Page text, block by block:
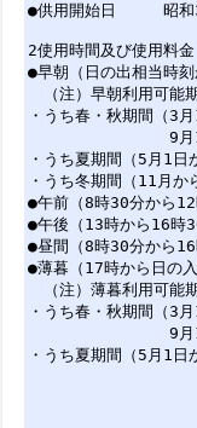
●供用開
2使用
●早朝（日
（注）早
・うち春・秋
9月1日か
・うち夏期間
・うち冬期
●午前（8時
●午後（13
●昼間（8時
●薄暮（17
（注）薄暮利
・うち春・秋
9月1日か
・うち夏期間